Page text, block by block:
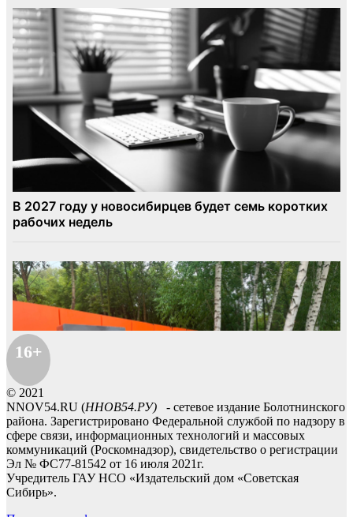
16+
© 2021
NNOV54.RU (ННОВ54.РУ) - сетевое издание Болотнинского
района. Зарегистрировано Федеральной службой по надзору в
сфере связи, информационных технологий и массовых
коммуникаций (Роскомнадзор), свидетельство о регистрации
Эл № ФС77-81542 от 16 июля 2021г.
Учредитель ГАУ НСО «Издательский дом «Советская
Сибирь».